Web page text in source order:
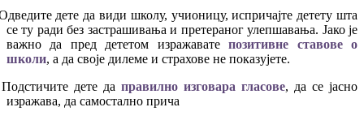
дете да види школу, учионицу, испричајте детету шта
се ту ради без застрашивања и претераног улепшавања. Јако је
важно да пред дететом изражаватепозитивне ставове о
школи, а да своје дилеме и страхове не показујете.
Подстичите дете да правилно изговара гласове, да се јасно
изражава, да самостално прича